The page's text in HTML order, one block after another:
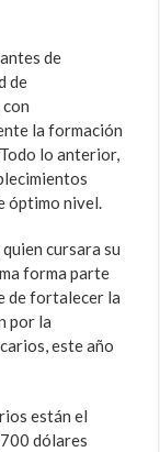
de
de
la formación
lo anterior,
óptimo nivel.
cursara su
forma parte
de fortalecer la
por la
este año
están el
dólares